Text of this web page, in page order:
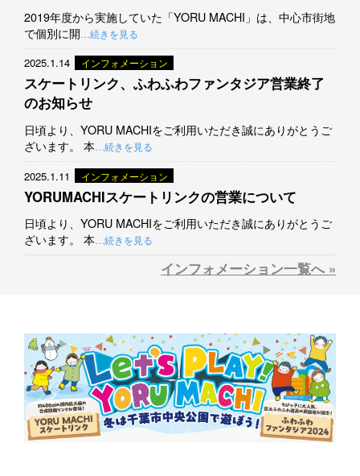
2019年度から実施していた「YORU MACHI」は、中心市街地
で個別に開…続きを見る
2025.1.14 インフォメーション
スケートリンク、ふわふわファンタジア営業終了
のお知らせ
日頃より、YORU MACHIをご利用いただき誠にありがとうご
ざいます。 本…続きを見る
2025.1.11 インフォメーション
YORUMACHIスケートリンクの営業について
日頃より、YORU MACHIをご利用いただき誠にありがとうご
ざいます。 本…続きを見る
インフォメーション一覧へ »